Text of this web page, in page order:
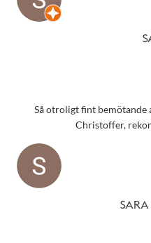
Så otroligt fint
Christoffer,
SARA